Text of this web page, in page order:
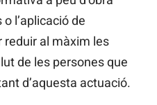
l’aplicació de
reduir al màxim les
de les persones que
d’aquesta actuació.